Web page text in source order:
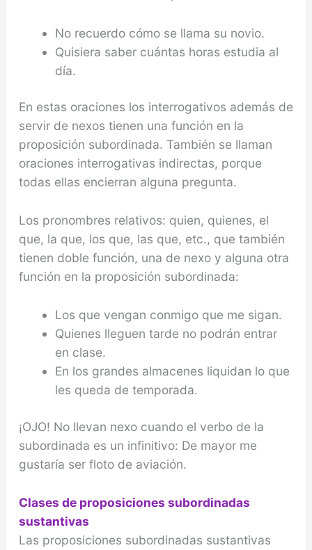
No recuerdo cómo se llama su novio.
Quisiera saber cuántas horas estudia al
día.
En estas oraciones los interrogativos además de
servir de nexos tienen una función en la
proposición subordinada. También se llaman
oraciones interrogativas indirectas, porque
todas ellas encierran alguna pregunta.
Los pronombres relativos: quien, quienes, el
que, la que, los que, las que, etc., que también
tienen doble función, una de nexo y alguna otra
función en la proposición subordinada:
Los que vengan conmigo que me sigan.
Quienes lleguen tarde no podrán entrar
en clase.
En los grandes almacenes liquidan lo que
les queda de temporada.
¡OJO! No llevan nexo cuando el verbo de la
subordinada es un infinitivo: De mayor me
gustaría ser floto de aviación.
Clases de proposiciones subordinadas
sustantivas
Las proposiciones subordinadas sustantivas